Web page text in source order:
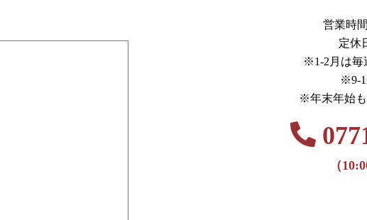
営業時
定休
※1-2月は毎
※9-
※年末年始も
（